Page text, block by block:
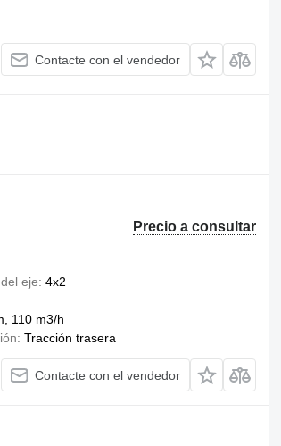
Contacte con el vendedor
Precio a consultar
eje 4x2
110 m3/h
Tracción trasera
Contacte con el vendedor